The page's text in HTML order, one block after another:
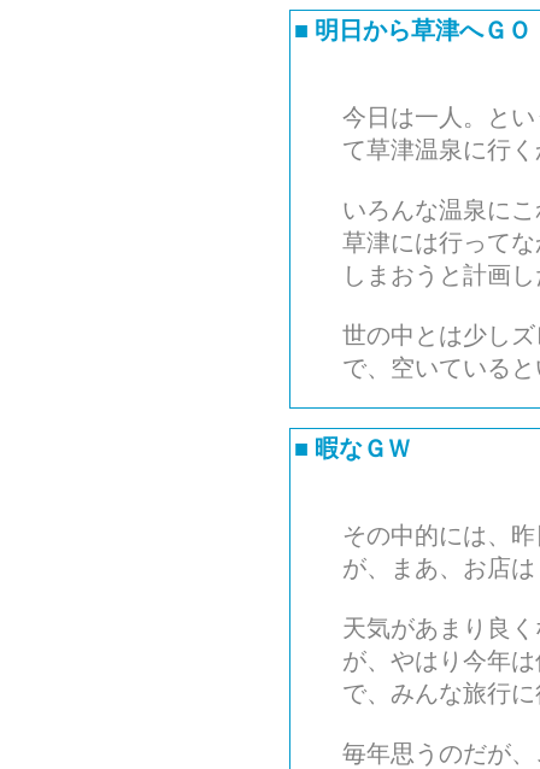
■ 明日から草津へＧＯ
今日は一人。と
て草津温泉に行
いろんな温泉に
草津には行って
しまおうと計画
世の中とは少し
で、空いている
■ 暇なＧＷ
その中的には、
が、まあ、お店
天気があまり良
が、やはり今年
で、みんな旅行
毎年思うのだが